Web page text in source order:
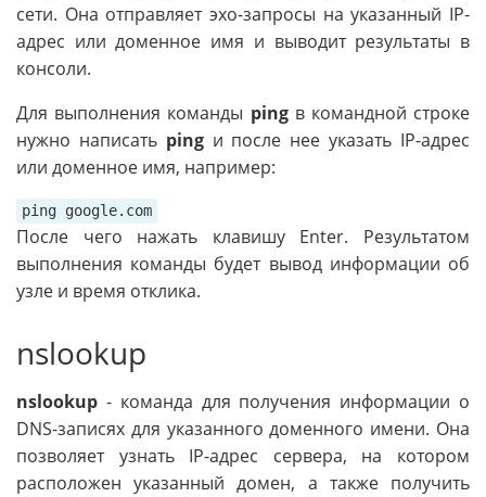
сети. Она отправляет эхо-запросы на указанный IP-
адрес или доменное имя и выводит результаты в
консоли.
Для выполнения команды pingв командной строке
нужно написать pingи после нее указать IP-адрес
или доменное имя, например:
ping google.com
После чего нажать клавишу Enter. Результатом
выполнения команды будет вывод информации об
узле и время отклика.
nslookup
nslookup - команда для получения информации о
DNS-записях для указанного доменного имени. Она
позволяет узнать IP-адрес сервера, на котором
расположен указанный домен, а также получить